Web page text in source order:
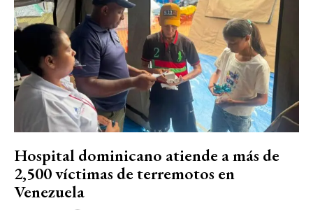
Hospital dominicano atiende a más de
2,500 víctimas de terremotos en
Venezuela